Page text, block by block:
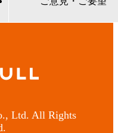
Ltd. All Rights